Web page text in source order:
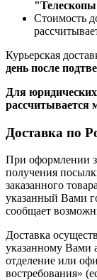
Стоимость
Курьерская
день после
Для
рассчитывается
Доставка по
При оформлении
получения
заказанного
указанный Вами
сообщает
Доставка
указанному Вами
отделение или
востребования»